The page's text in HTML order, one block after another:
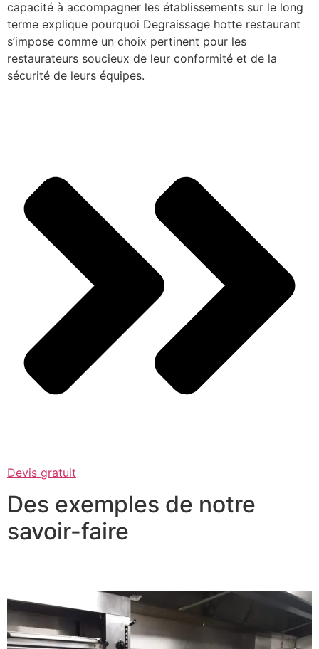
capacité à accompagner les établissements sur le long
terme explique pourquoi Degraissage hotte restaurant
s’impose comme un choix pertinent pour les
restaurateurs soucieux de leur conformité et de la
sécurité de leurs équipes.
Devis gratuit
Des exemples de notre
savoir-faire